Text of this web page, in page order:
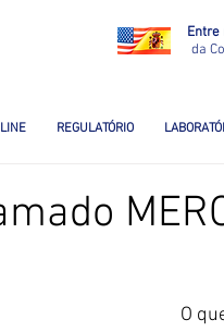
Entre
da
REGULATÓRIO
O